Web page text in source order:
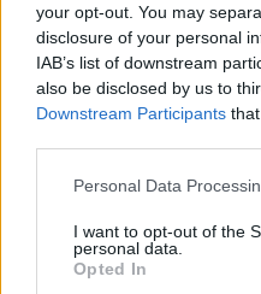
your opt-out. You may
disclosure of your personal
IAB’s list of downstream
also be disclosed by us to
Downstream Participants
Please note that this
not limited to your visit or
grant or deny consent to
use your data for below
Personal Data
I want to opt-out of the
personal data.
Opted In
a seguire le prossime
protagonisti?
AUTORE